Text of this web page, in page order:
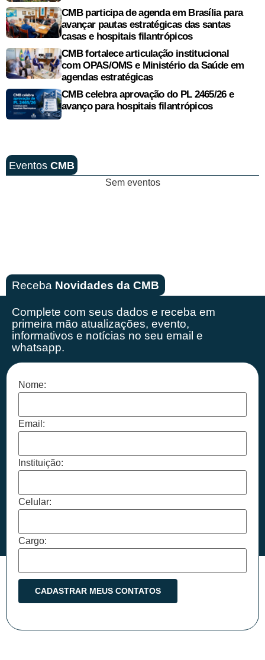
CMB participa de agenda em Brasília para
avançar pautas estratégicas das santas
casas e hospitais filantrópicos
CMB fortalece articulação institucional
com OPAS/OMS e Ministério da Saúde em
agendas estratégicas
CMB celebra aprovação do PL 2465/26 e
avanço para hospitais filantrópicos
Eventos CMB
Sem eventos
Receba Novidades da CMB
Complete com seus dados e receba em
primeira mão atualizações, evento,
informativos e notícias no seu email e
whatsapp.
Nome:
Email:
Instituição:
Celular:
Cargo: